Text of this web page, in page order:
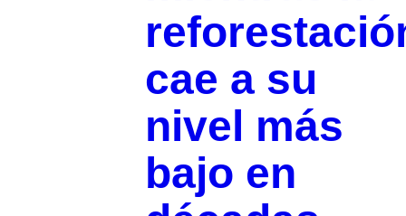
cae a su
nivel más
bajo en